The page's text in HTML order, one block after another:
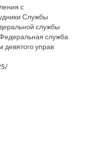
с
Службы
службы
служба
управ